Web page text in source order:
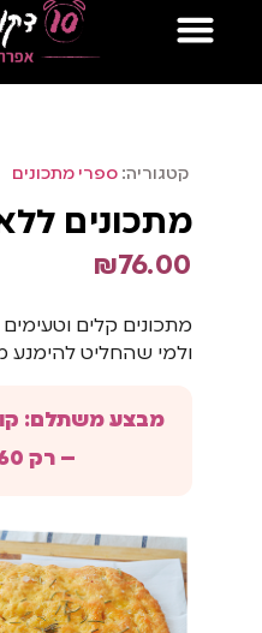
קטגוריה:ספרי מתכונים
מתכונים
₪76.00
מתכונים קלים
ולמי שהחליט להימנע
– רק 60 ₪ לספר!